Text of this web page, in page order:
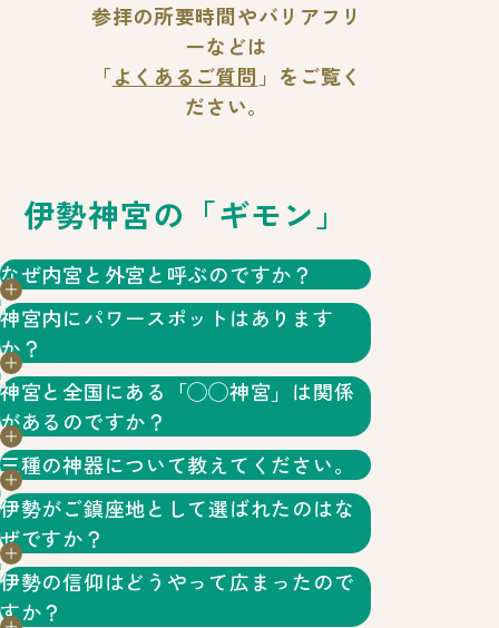
参拝の所要時間やバリアフリ
ーなどは
「よくあるご質問 」を ご覧く
ださい。
伊勢神宮の「ギモン」
なぜ内宮と外宮と呼ぶのですか？
朝廷のことを「
だいり
」というように「内」は
天皇を意味すると考えられ、皇大神宮
こうたいじんぐう
の御
祭神‧天照大御神が皇室の御祖先の神であ
ることから「内」なる「宮」と言われます。
そして内裏の外にある離宮のことを昔は
「外」と呼んでいたように、内宮に対して外
宮と呼ばれたという説もあります。奈良時代
（8世紀前期）には、すでに外宮と呼ばれた
神宮内にパワースポットはあります
か？
特にそのような場所はありません。神宮は
2000年以上祈りが捧げられている聖地です
ので、あえていうなら神域すべてがそうなの
でしょう。近年、内宮の
みやのめぐりのかみ
の三ツ石
みついし
に手をかざす方がいますが、神様を
お祀りする場所や祭典に用いる場所ですの
神宮と全国にある「◯◯神宮」は関係
があるのですか？
基本的に「宮」の字がつく神社は天皇と深く
関わりがある神社といわれます。伊勢の神宮
は全国の神社の中心であり、「本宗」（格別
の存在）として崇敬を集めています。
三種の神器について教えてください。
神話「天孫降臨」で、天照大御神の御孫ニニ
ギノミコトが大御神から賜ったとされる
八咫鏡
やたのかがみくさなぎのつるぎ やさかにのまがたま
伊勢がご鎮座地として選ばれたのはな
ぜですか？
奈良時代の歴史書『日本書紀』によると、天
伊勢の信仰はどうやって広まったので
すか？